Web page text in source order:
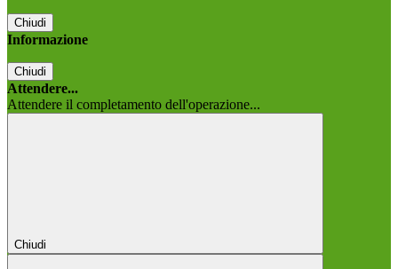
Chiudi
Informazione
Chiudi
Attendere...
Attendere il completamento dell'operazione...
Chiudi